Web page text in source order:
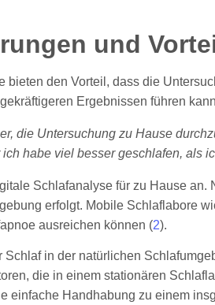
und
den Vorteil, dass die
Ergebnissen führen
die Untersuchung zu Hause
habe viel besser geschlafen, als
Schlafanalyse für zu Hause
erfolgt. Mobile Schlaflabore
ausreichen können (2).
in der natürlichen
die in einem stationären
einfache Handhabung zu einem